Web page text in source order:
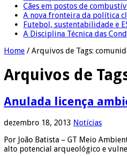
Cães em postos de
A nova fronteira da política
Futebol, sustentabilidade e
A Disciplina Técnica das
Home / Arquivos de Tags:
Arquivos de
Anulada licença
dezembro 18, 2013 Notícias
Por João Batista – GT Meio
alto potencial arqueológico e